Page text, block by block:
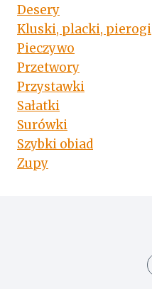
Desery
Kluski, placki, pierogi
Pieczywo
Przetwory
Przystawki
Sałatki
Surówki
Szybki obiad
Zupy